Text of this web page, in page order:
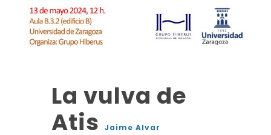
La vulva de
Atis
Jaime Alvar